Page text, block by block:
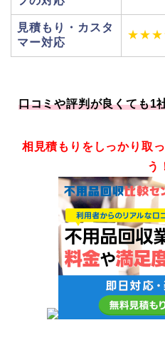
見積もり・カスタ
マー対応
口コミや評判が良くても1
相見積もりをしっかり取
う